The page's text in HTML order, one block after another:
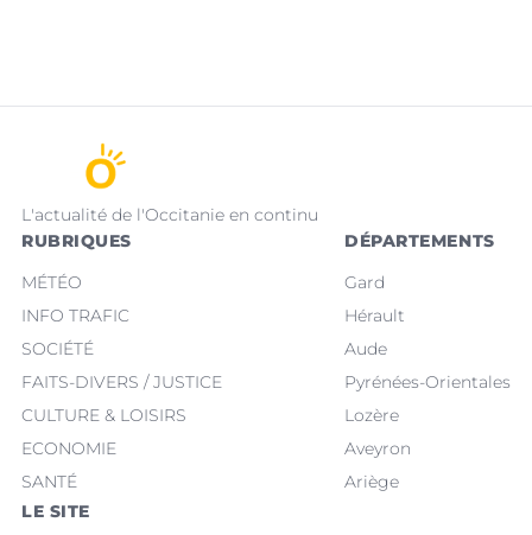
L'actualité de l'Occitanie en continu
RUBRIQUES
MÉTÉO
INFO TRAFIC
SOCIÉTÉ
FAITS-DIVERS / JUSTICE
CULTURE & LOISIRS
ECONOMIE
SANTÉ
DÉPARTEMENTS
Gard
Hérault
Aude
Pyrénées-Orientales
Lozère
Aveyron
Ariège
LE SITE